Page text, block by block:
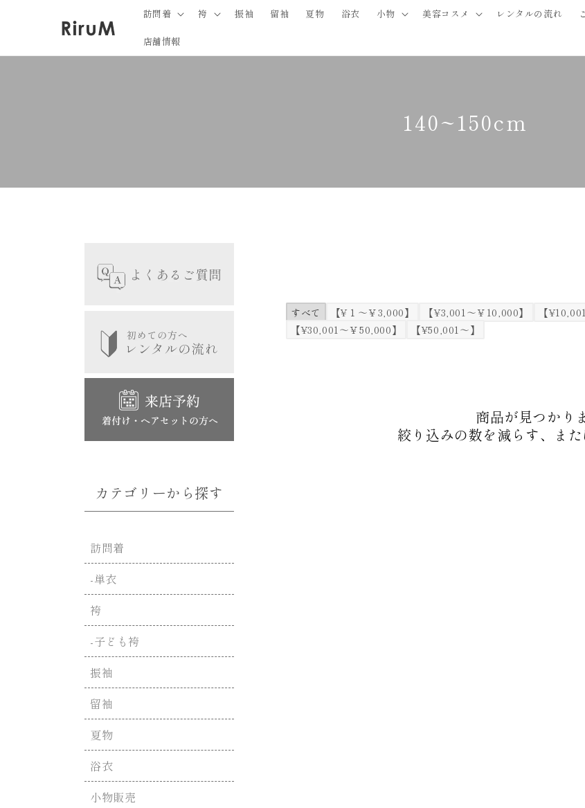
訪問着 袴 振袖 留袖 夏物 浴衣 小物 美容コスメ レンタルの流れ
店舗情報
140~150cm
すべて 【¥１～￥3,000】 【¥3,001～￥10,000】 【
【¥30,001～￥50,000】
【¥50,001～】
商品が見つかり
絞り込みの数を減らす、また
カテゴリーから探す
訪問着
-単衣
袴
-子ども袴
振袖
留袖
夏物
浴衣
小物販売